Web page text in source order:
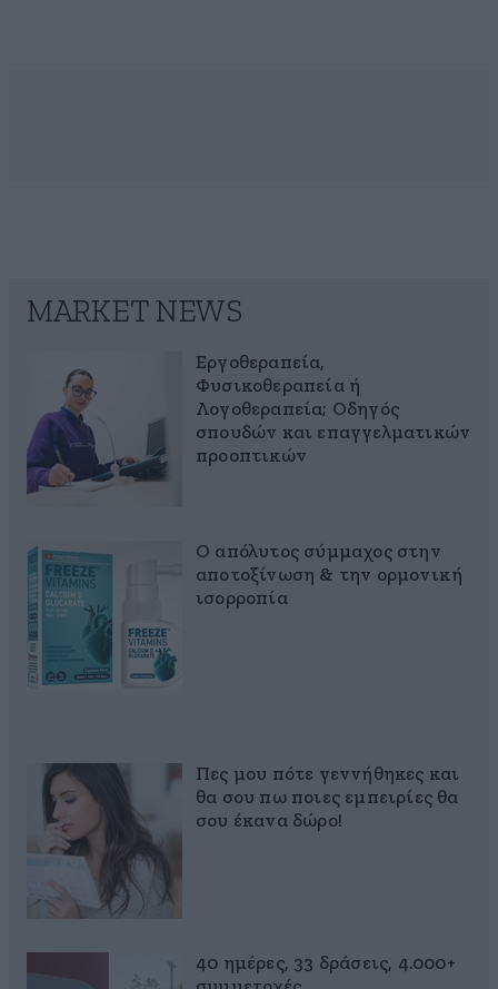
MARKET NEWS
Εργοθεραπεία,
Φυσικοθεραπεία ή
Λογοθεραπεία; Οδηγός
σπουδών και επαγγελματικών
προοπτικών
Ο απόλυτος σύμμαχος στην
αποτοξίνωση & την ορμονική
ισορροπία
Πες μου πότε γεννήθηκες και
θα σου πω ποιες εμπειρίες θα
σου έκανα δώρο!
40 ημέρες, 33 δράσεις, 4.000+